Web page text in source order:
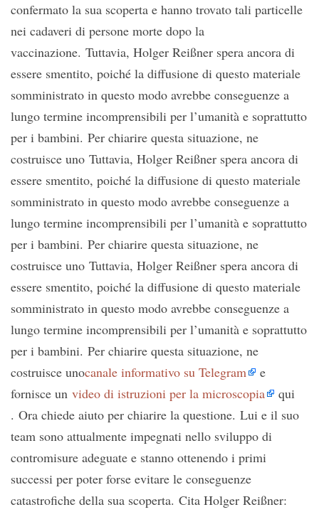
confermato la sua scoperta e hanno trovato tali particelle
nei cadaveri di persone morte dopo la
vaccinazione. Tuttavia, Holger Reißner spera ancora di
essere smentito, poiché la diffusione di questo materiale
somministrato in questo modo avrebbe conseguenze a
lungo termine incomprensibili per l’umanità e soprattutto
per i bambini. Per chiarire questa situazione, ne
costruisce uno Tuttavia, Holger Reißner spera ancora di
essere smentito, poiché la diffusione di questo materiale
somministrato in questo modo avrebbe conseguenze a
lungo termine incomprensibili per l’umanità e soprattutto
per i bambini. Per chiarire questa situazione, ne
costruisce uno Tuttavia, Holger Reißner spera ancora di
essere smentito, poiché la diffusione di questo materiale
somministrato in questo modo avrebbe conseguenze a
lungo termine incomprensibili per l’umanità e soprattutto
per i bambini. Per chiarire questa situazione, ne
costruisce unocanale informativo su Telegram
e
fornisce un video di istruzioni per la microscopia
qui
. Ora chiede aiuto per chiarire la questione. Lui e il suo
team sono attualmente impegnati nello sviluppo di
contromisure adeguate e stanno ottenendo i primi
successi per poter forse evitare le conseguenze
catastrofiche della sua scoperta. Cita Holger Reißner: